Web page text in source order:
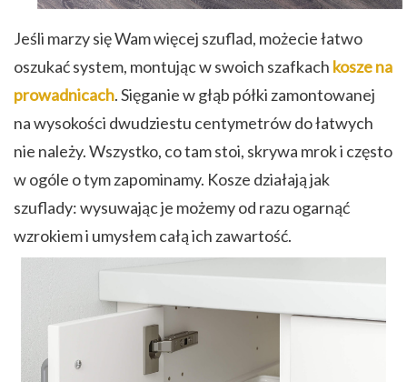
Jeśli marzy się Wam więcej szuflad, możecie łatwo
oszukać system, montując w swoich szafkach kosze na
prowadnicach. Sięganie w głąb półki zamontowanej
na wysokości dwudziestu centymetrów do łatwych
nie należy. Wszystko, co tam stoi, skrywa mrok i często
w ogóle o tym zapominamy. Kosze działają jak
szuflady: wysuwając je możemy od razu ogarnąć
wzrokiem i umysłem całą ich zawartość.